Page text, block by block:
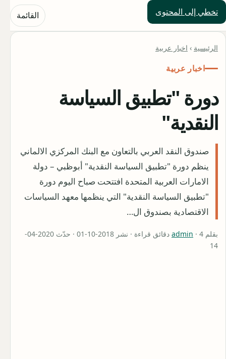
تخطي إلى المحتوى
حلول العالم القائمة
الرئيسية › اخبار عربية
اخبار عربية
دورة "تطبيق السياسة
النقدية"
صندوق النقد العربي بالتعاون مع البنك المركزي الالماني
ينظم دورة "تطبيق السياسة النقدية" أبوظبي – دولة
الامارات العربية المتحدة افتتحت صباح اليوم دورة
"تطبيق السياسة النقدية" التي ينظمها معهد السياسات
الاقتصادية بصندوق ال…
بقلم admin
· 4 دقائق قراءة · نشر 2018-10-01 · حدّث 2020-04-
14